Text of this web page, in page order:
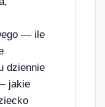
— ile
dziennie
jakie